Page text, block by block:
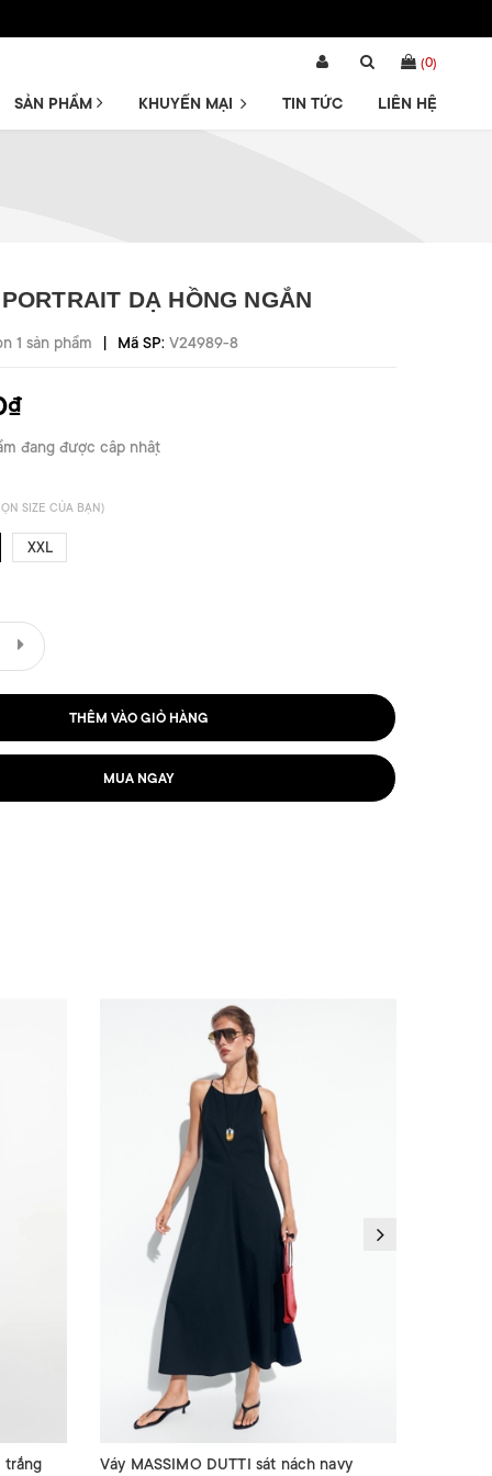
(0)
SẢN PHẨM KHUYẾN MẠI TIN TỨC LIÊN HỆ
DẠ HỒNG NGẮN
1 sản phẩm | Mã SP: V24989-8
đang được cập nhật
SIZE CỦA BẠN)
XXL
THÊM VÀO GIỎ HÀNG
MUA NGAY
trắng
Váy MASSIMO DUTTI sát nách navy